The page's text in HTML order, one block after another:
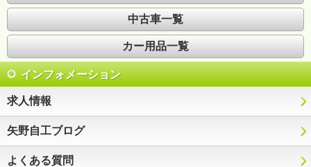
中古車一覧
カー用品一覧
インフォメーション
求人情報
矢野自工ブログ
よくある質問